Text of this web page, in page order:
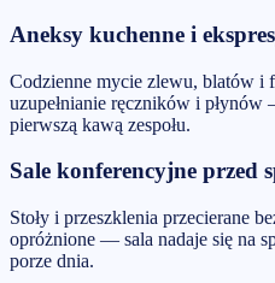
Aneksy kuchenne i
Codzienne mycie zlewu, blatów i
uzupełnianie ręczników i
pierwszą kawą zespołu.
Sale konferencyjne przed
Stoły i przeszklenia przecierane
opróżnione — sala nadaje się na
porze dnia.